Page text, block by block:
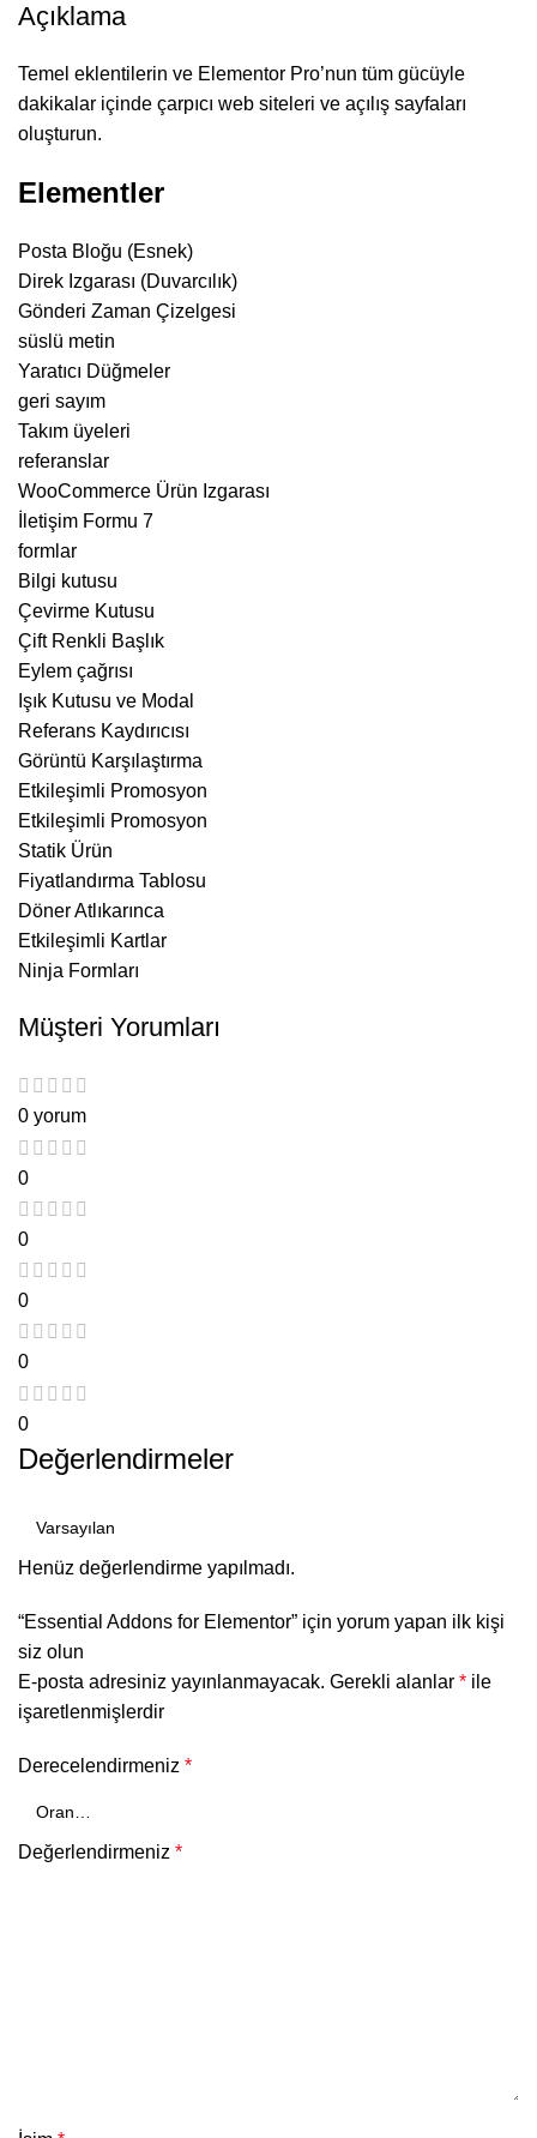
Açıklama
Temel eklentilerin ve Elementor Pro’nun tüm gücüyle
dakikalar içinde çarpıcı web siteleri ve açılış sayfaları
oluşturun.
Elementler
Posta Bloğu (Esnek)
Direk Izgarası (Duvarcılık)
Gönderi Zaman Çizelgesi
süslü metin
Yaratıcı Düğmeler
geri sayım
Takım üyeleri
referanslar
WooCommerce Ürün Izgarası
İletişim Formu 7
formlar
Bilgi kutusu
Çevirme Kutusu
Çift Renkli Başlık
Eylem çağrısı
Işık Kutusu ve Modal
Referans Kaydırıcısı
Görüntü Karşılaştırma
Etkileşimli Promosyon
Etkileşimli Promosyon
Statik Ürün
Fiyatlandırma Tablosu
Döner Atlıkarınca
Etkileşimli Kartlar
Ninja Formları
Müşteri Yorumları
0 yorum
0
0
0
0
0
Değerlendirmeler
Henüz değerlendirme yapılmadı.
“Essential Addons for Elementor” için yorum yapan ilk kişi
siz olun
E-posta adresiniz yayınlanmayacak. Gerekli alanlar * ile
işaretlenmişlerdir
Derecelendirmeniz *
Değerlendirmeniz *